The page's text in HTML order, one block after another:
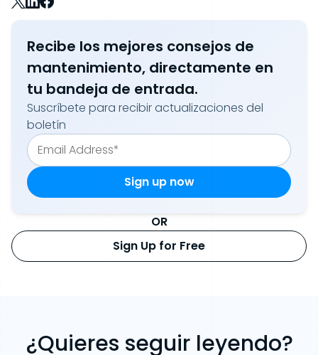
Recibe los mejores consejos de
mantenimiento, directamente en
tu bandeja de entrada.
Suscríbete para recibir actualizaciones del
boletín
OR
Sign Up for Free
¿Quieres seguir leyendo?